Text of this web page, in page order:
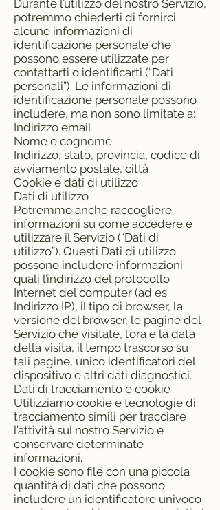
Durante l’utilizzo del nostro Servizio,
potremmo chiederti di fornirci
alcune informazioni di
identificazione personale che
possono essere utilizzate per
contattarti o identificarti (“Dati
personali”). Le informazioni di
identificazione personale possono
includere, ma non sono limitate a:
Indirizzo email
Nome e cognome
Indirizzo, stato, provincia, codice di
avviamento postale, città
Cookie e dati di utilizzo
Dati di utilizzo
Potremmo anche raccogliere
informazioni su come accedere e
utilizzare il Servizio (“Dati di
utilizzo”). Questi Dati di utilizzo
possono includere informazioni
quali l’indirizzo del protocollo
Internet del computer (ad es.
Indirizzo IP), il tipo di browser, la
versione del browser, le pagine del
Servizio che visitate, l’ora e la data
della visita, il tempo trascorso su
tali pagine, unico identificatori del
dispositivo e altri dati diagnostici.
Dati di tracciamento e cookie
Utilizziamo cookie e tecnologie di
tracciamento simili per tracciare
l’attività sul nostro Servizio e
conservare determinate
informazioni.
I cookie sono file con una piccola
quantità di dati che possono
includere un identificatore univoco